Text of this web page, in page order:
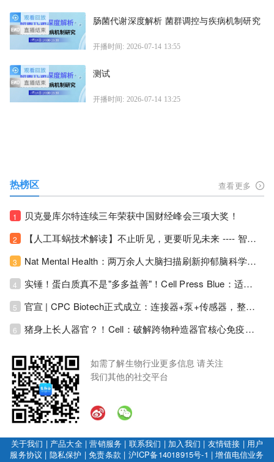
肠菌代谢深度解析 菌群调控与疾病机制研究
开播时间: 2026-07-14 13:55
测试
开播时间: 2026-07-14 13:25
热榜区 查看更多
1 贝克曼库尔特连续三年荣获中国财经峰会三项大奖！
2 【人工耳蜗技术解读】不止听见，更要听见未来 ---- 智能耳蜗，开启人工耳蜗技术新纪元！
3 Nat Mental Health：两万余人大脑扫描刷新抑郁脑科学认知！抑郁不只是情绪病，视觉、运动脑区同步受损！
4 实锤！蛋白质真不是"多多益善"！Cell Press Blue：适度限蛋白，反而拉长健康寿命！
5 官宣 | CPC Biotech正式成立：连接器+泵+传感器，整合生物制药流体管理解决方案！
6 猪身上长人器官？！Cell：破解跨物种造器官核心免疫关卡！全新异种吞噬机制打通人体器官培育赛道！
如需了解生物行业更多信息 请关注
我们其他的社交平台
关于我们 | 产品大全|营销服务 | 联系我们 | 加入我们 | 友情链接 | 用户
服务协议 | 隐私保护 |免责条款 | 沪ICP备14018915号-1 |增值电信业务